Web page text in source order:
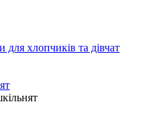
для хлопчиків та дівчат